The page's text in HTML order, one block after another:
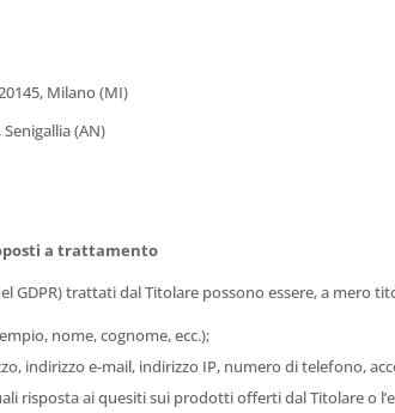
Milano (MI)
(AN)
a trattamento
GDPR) trattati dal Titolare possono essere, a mero
nome, cognome, ecc.);
indirizzo e-mail, indirizzo IP, numero di telefono,
risposta ai quesiti sui prodotti offerti dal Titolare o